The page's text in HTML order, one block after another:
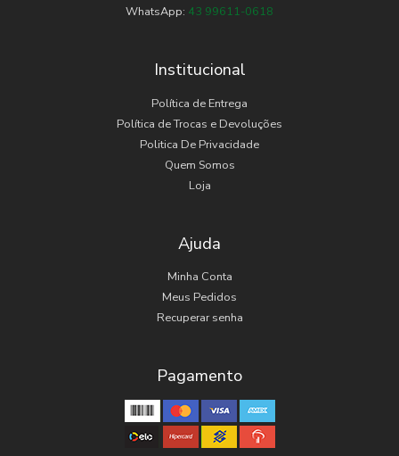
WhatsApp: 43 99611-0618
Institucional
Política de Entrega
Política de Trocas e Devoluções
Politica De Privacidade
Quem Somos
Loja
Ajuda
Minha Conta
Meus Pedidos
Recuperar senha
Pagamento